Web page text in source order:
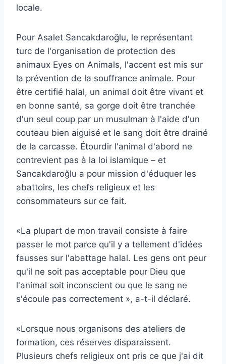
locale.
Pour Asalet Sancakdaroğlu, le représentant
turc de l'organisation de protection des
animaux Eyes on Animals, l'accent est mis sur
la prévention de la souffrance animale. Pour
être certifié halal, un animal doit être vivant et
en bonne santé, sa gorge doit être tranchée
d'un seul coup par un musulman à l'aide d'un
couteau bien aiguisé et le sang doit être drainé
de la carcasse. Étourdir l'animal d'abord ne
contrevient pas à la loi islamique – et
Sancakdaroğlu a pour mission d'éduquer les
abattoirs, les chefs religieux et les
consommateurs sur ce fait.
«La plupart de mon travail consiste à faire
passer le mot parce qu'il y a tellement d'idées
fausses sur l'abattage halal. Les gens ont peur
qu'il ne soit pas acceptable pour Dieu que
l'animal soit inconscient ou que le sang ne
s'écoule pas correctement », a-t-il déclaré.
«Lorsque nous organisons des ateliers de
formation, ces réserves disparaissent.
Plusieurs chefs religieux ont pris ce que j'ai dit